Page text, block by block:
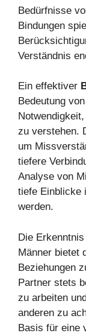
Bedürfnisse
Bindungen
Verständnis
Ein effektiver
Bedeutung
zu verstehen.
um
tiefere
Analyse von
tiefe Einblicke
werden.
Die
Männer bietet
Beziehungen
Partner stets
zu arbeiten
anderen zu
Basis für eine